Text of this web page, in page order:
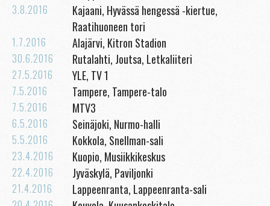
3.8.2016
Kajaani, Hyvässä hengessä -kiertue,
Raatihuoneen tori
1.7.2016 Alajärvi, Kitron Stadion
30.6.2016 Rutalahti, Joutsa, Letkaliiteri
27.5.2016 YLE, TV 1
7.5.2016 Tampere, Tampere-talo
7.5.2016 MTV3
6.5.2016 Seinäjoki, Nurmo-halli
5.5.2016 Kokkola, Snellman-sali
23.4.2016 Kuopio, Musiikkikeskus
22.4.2016 Jyväskylä, Paviljonki
21.4.2016 Lappeenranta, Lappeenranta-sali